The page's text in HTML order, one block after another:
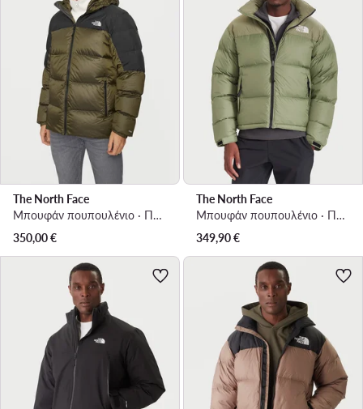
The North Face
Μπουφάν πουπουλένιο · Πράσινο
350,00€
The North Face
Μπουφάν πουπουλένιο · Πράσινο
349,90€